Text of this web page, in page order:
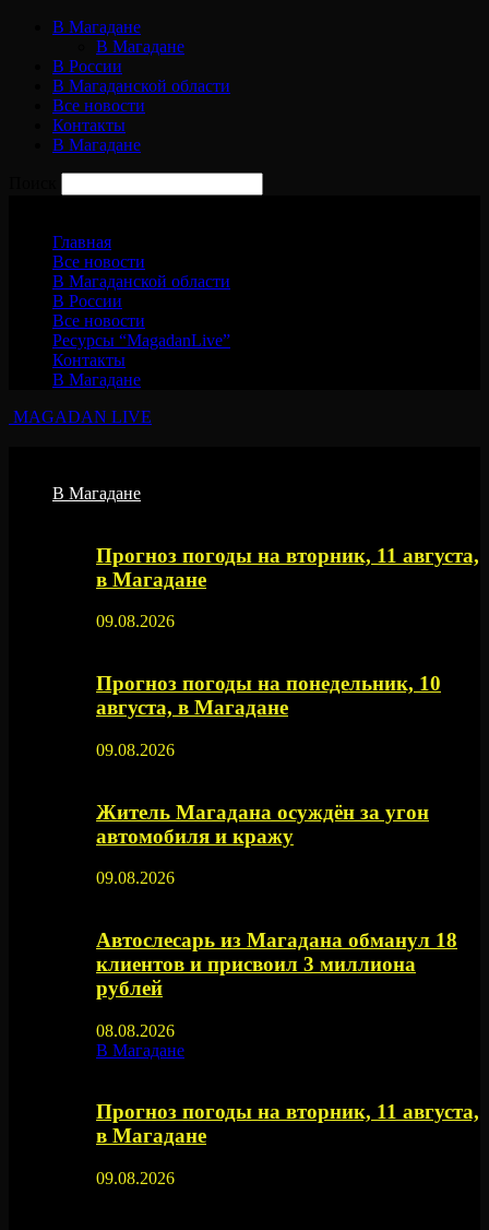
В Магадане
В Магадане
В России
В Магаданской области
Все новости
Контакты
В Магадане
Главная
Все новости
В Магаданской области
В России
Все новости
Ресурсы “MagadanLive”
Контакты
В Магадане
MAGADAN LIVE
В Магадане
Прогноз погоды на вторник, 11 августа,
в Магадане
09.08.2026
Прогноз погоды на понедельник, 10
августа, в Магадане
09.08.2026
Житель Магадана осуждён за угон
автомобиля и кражу
09.08.2026
Автослесарь из Магадана обманул 18
клиентов и присвоил 3 миллиона
рублей
08.08.2026
В Магадане
Прогноз погоды на вторник, 11 августа,
в Магадане
09.08.2026